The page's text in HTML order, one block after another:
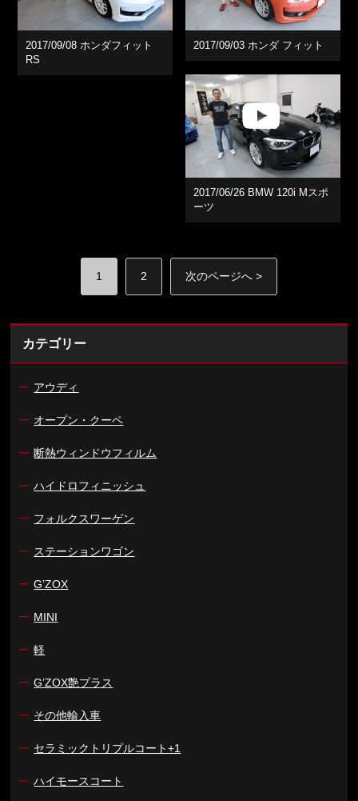
2017/09/08 ホンダフィット
RS
2017/09/03 ホンダ フィット
2017/06/26 BMW 120i Mスポ
ーツ
1 2 次のページへ >
カテゴリー
ー アウディ
ー オープン・クーペ
ー 断熱ウィンドウフィルム
ー ハイドロフィニッシュ
ー フォルクスワーゲン
ー ステーションワゴン
ー G’ZOX
ー MINI
ー 軽
ー G’ZOX艶プラス
ー その他輸入車
ー セラミックトリプルコート+1
ー ハイモースコート